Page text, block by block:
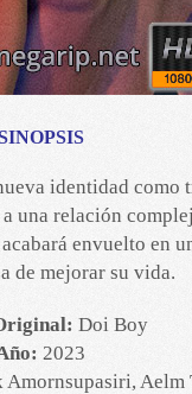
identidad como
una relación
envuelto en
de mejorar su vida.
Doi Boy
2023
Amornsupasiri,